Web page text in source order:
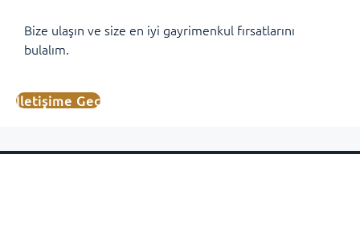
Bize ulaşın ve size en iyi gayrimenkul fırsatlarını
bulalım.
İletişime Geç